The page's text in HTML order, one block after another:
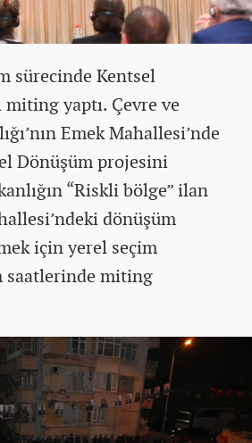
sürecinde Kentsel
miting yaptı. Çevre ve
Emek Mahallesi’nde
Dönüşüm projesini
“Riskli bölge” ilan
dönüşüm
için yerel seçim
saatlerinde miting